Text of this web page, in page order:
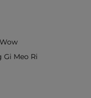
Gi Meo Ri